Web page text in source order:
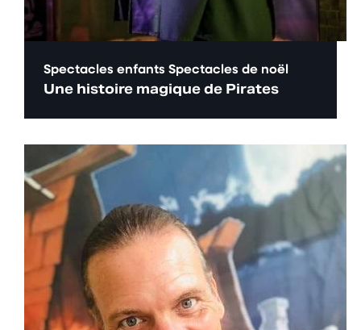
Spectacles enfants Spectacles de noël
Une histoire magique de Pirates